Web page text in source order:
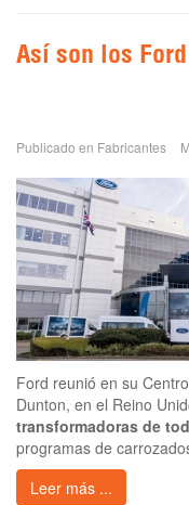
Así son los
Publicado en Fabricantes
Ford reunió en su
Dunton, en el Reino
transformadoras de
programas de
Leer más ...